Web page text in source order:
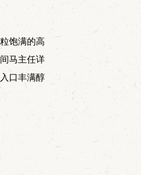
饱满的高
马主任详
口丰满醇